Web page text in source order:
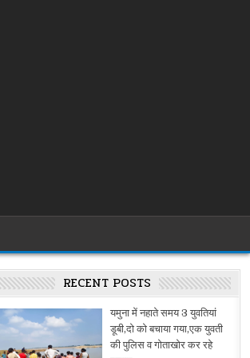
RECENT POSTS
यमुना में नहाते समय 3 युवतियां
डूबी,दो को बचाया गया,एक युवती
की पुलिस व गोताखोर कर रहे